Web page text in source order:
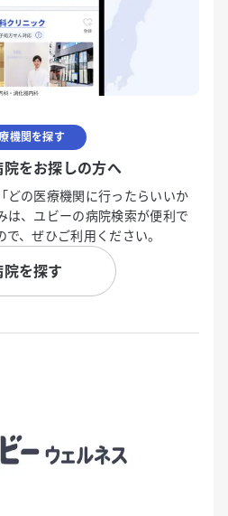
機関を探す
院をお探しの方へ
どの医療機関に行ったらいいか
は、ユビーの病院検索が便利で
、ぜひご利用ください。
院を探す